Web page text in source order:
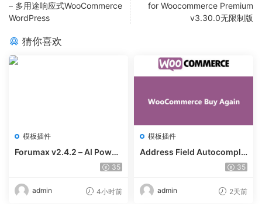
– 多用途响应式WooCommerce
WordPress
for Woocommerce Premium
v3.30.0无限制版
猜你喜欢
模板插件
Forumax v2.4.2 – AI Power
ed Advanced Community F
35
admin 4小时前
模板插件
Address Field Autocomple
te For WooCommerce v1.3.
35
admin 2天前